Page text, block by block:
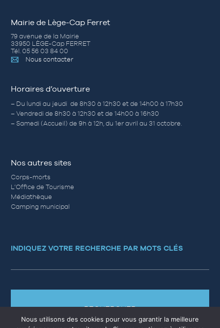
Mairie de Lège-Cap Ferret
79 avenue de la Mairie
33950 LÈGE-Cap FERRET
Tél. 05 56 03 84 00
Nous contacter
Horaires d’ouverture
– Du lundi au jeudi de 8h30 à 12h30 et de 14h00 à 17h30
– Vendredi de 8h30 à 12h30 et de 14h00 à 16h30
– Samedi (Accueil) de 9h à 12h, du 1er avril au 31 octobre.
Nos autres sites
Corps-morts
L’Office de Tourisme
Médiathèque
Camping municipal
INDIQUEZ VOTRE RECHERCHE PAR MOTS CLÉS
RECHERCHER
Nous utilisons des cookies pour vous garantir la meilleure